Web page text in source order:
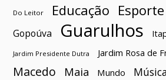
Do Leitor Educação Esporte
Gopoúva Guarulhos
Jardim Presidente Dutra Jardim Rosa de
Macedo
Maia Mundo